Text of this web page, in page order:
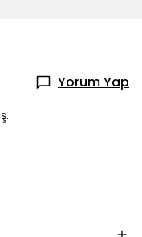
Yorum Yap